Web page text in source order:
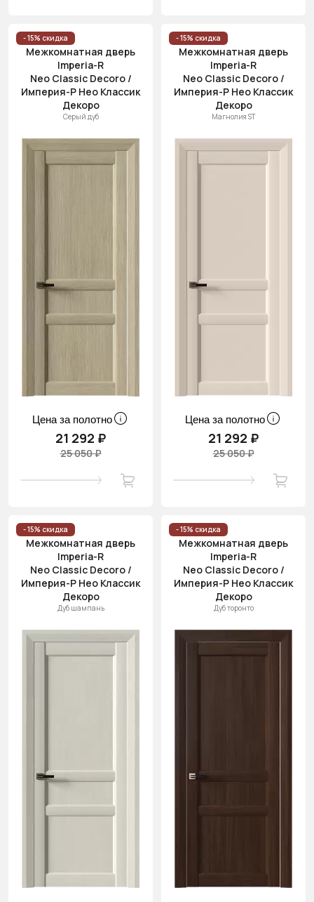
- 15% скидка
Межкомнатная дверь
Imperia-R
Neo Classic Decoro /
Империя-Р Нео Классик
Декоро
Серый дуб
Цена за полотно
21 292 ₽
25 050 ₽
- 15% скидка
Межкомнатная дверь
Imperia-R
Neo Classic Decoro /
Империя-Р Нео Классик
Декоро
Магнолия ST
Цена за полотно
21 292 ₽
25 050 ₽
- 15% скидка
Межкомнатная дверь
Imperia-R
Neo Classic Decoro /
Империя-Р Нео Классик
Декоро
Дуб шампань
- 15% скидка
Межкомнатная дверь
Imperia-R
Neo Classic Decoro /
Империя-Р Нео Классик
Декоро
Дуб торонто